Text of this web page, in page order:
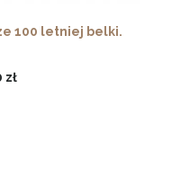
100 letniej belki.
zł